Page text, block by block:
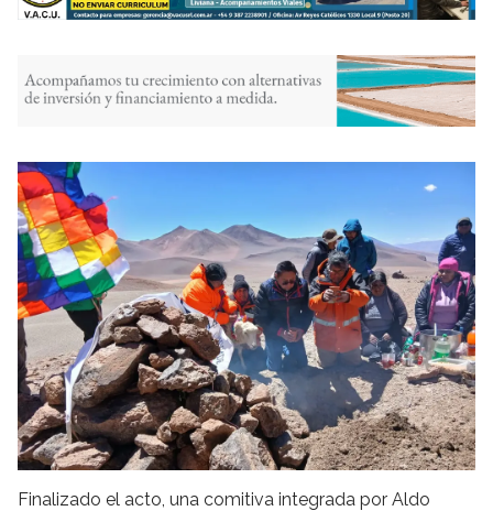
Finalizado el acto, una comitiva integrada por Aldo